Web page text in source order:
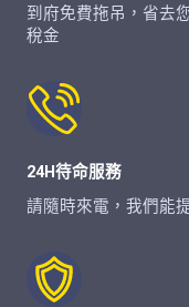
到府免費拖吊，省去
稅金
24H待命服務
請隨時來電，我們能